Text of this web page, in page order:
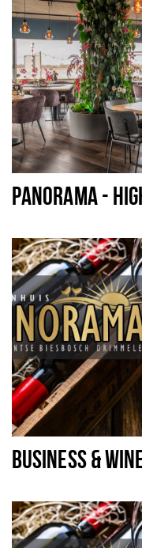
PANORAMA -
BUSINESS &